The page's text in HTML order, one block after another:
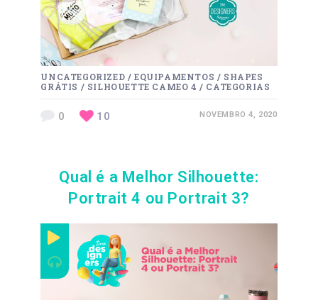
UNCATEGORIZED /EQUIPAMENTOS / SHAPES
GRÁTIS / SILHOUETTE CAMEO 4 / CATEGORIAS
0 10 NOVEMBRO 4, 2020
Qual é a Melhor Silhouette:
Portrait 4 ou Portrait 3?